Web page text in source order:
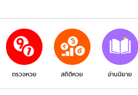
ตรวจหวย สถิติหวย อ่านนิยาย